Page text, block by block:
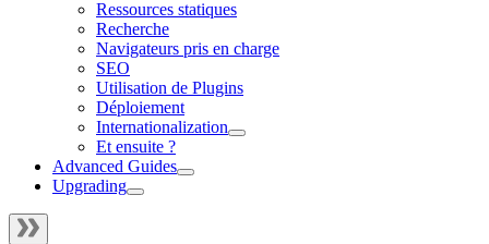
Ressources statiques
Recherche
Navigateurs pris en charge
SEO
Utilisation de Plugins
Déploiement
Internationalization
Et ensuite ?
Advanced Guides
Upgrading